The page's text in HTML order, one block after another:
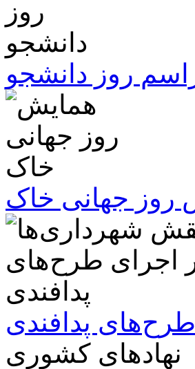
روز دانشجو
روز جهانی خاک
پدافندی
نهادهای کشوری